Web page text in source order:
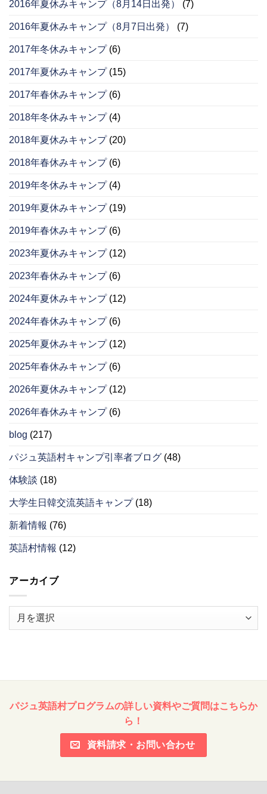
2016年夏休みキャンプ（8月14日出発） (7)
2016年夏休みキャンプ（8月7日出発） (7)
2017年冬休みキャンプ(6)
2017年夏休みキャンプ(15)
2017年春休みキャンプ(6)
2018年冬休みキャンプ(4)
2018年夏休みキャンプ(20)
2018年春休みキャンプ(6)
2019年冬休みキャンプ(4)
2019年夏休みキャンプ(19)
2019年春休みキャンプ(6)
2023年夏休みキャンプ(12)
2023年春休みキャンプ(6)
2024年夏休みキャンプ(12)
2024年春休みキャンプ(6)
2025年夏休みキャンプ(12)
2025年春休みキャンプ(6)
2026年夏休みキャンプ(12)
2026年春休みキャンプ(6)
blog (217)
パジュ英語村キャンプ引率者ブログ (48)
体験談 (18)
大学生日韓交流英語キャンプ(18)
新着情報 (76)
英語村情報 (12)
アーカイブ
パジュ英語村プログラムの詳しい資料やご質問はこちらか
ら！
資料請求・お問い合わせ